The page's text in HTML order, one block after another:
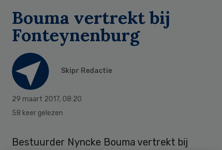
Bouma vertrekt bij
Fonteynenburg
Skipr Redactie
29 maart 2017, 08:20
58 keer gelezen
Bestuurder Nyncke Bouma vertrekt bij